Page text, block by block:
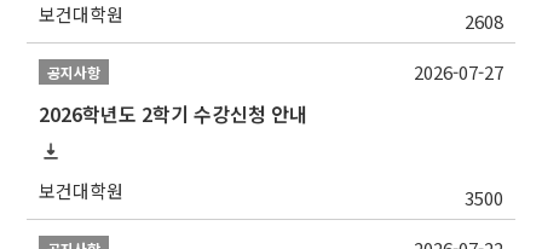
보건대학원 2608
공지사항
2026학년도 2학기 수강신청 안내
보건대학원 3500
2026-07-27